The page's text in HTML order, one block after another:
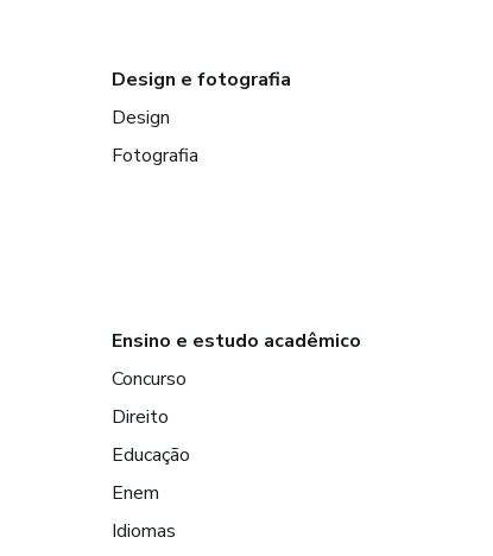
Design e fotografia
Design
Fotografia
Ensino e estudo acadêmico
Concurso
Direito
Educação
Enem
Idiomas